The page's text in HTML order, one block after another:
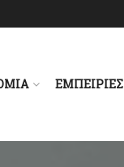
ΕΜΠΕΙΡΙΕΣ